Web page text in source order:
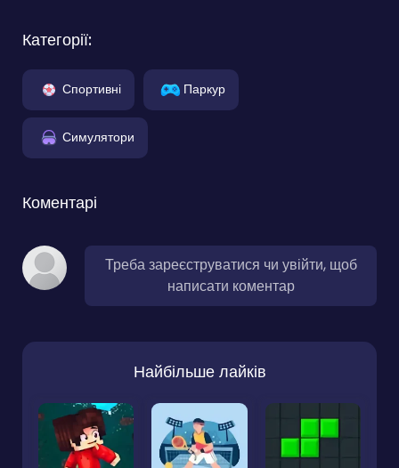
Категорії:
Спортивні Паркур
Симулятори
Коментарі
Треба зареєструватися чи увійти, щоб
написати коментар
Найбільше лайків